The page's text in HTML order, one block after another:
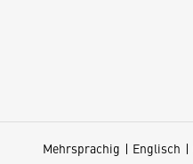
Mehrsprachig Englisch